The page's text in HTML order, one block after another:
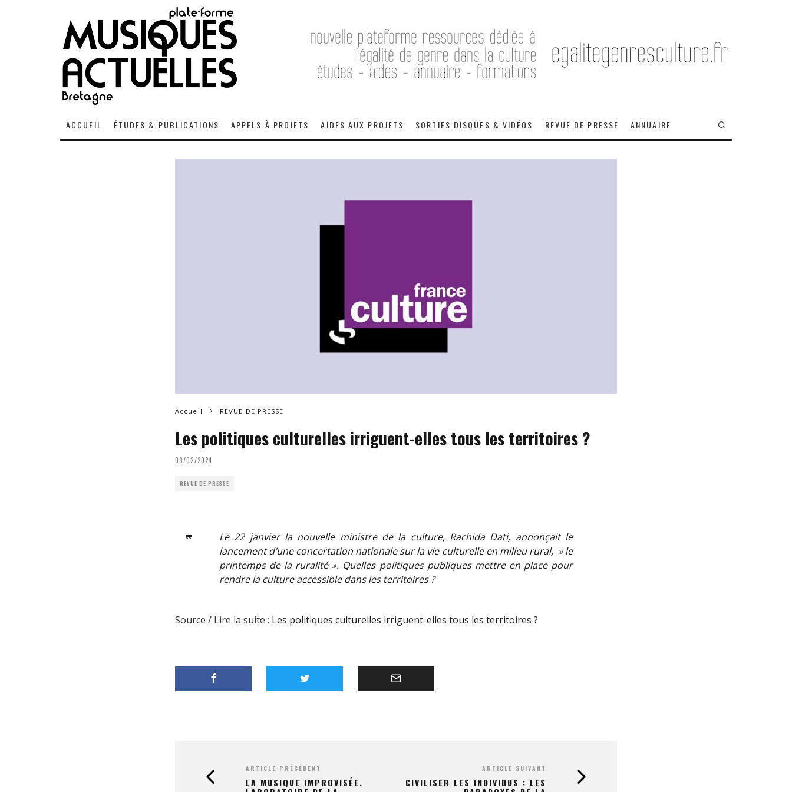
ACCUEIL ÉTUDES & PUBLICATIONS APPELS À PROJETS AIDES AUX PROJETS SORTIES DISQUES & VIDÉOS REVUE DE PRESSE ANNUAIRE
Accueil REVUE DE PRESSE
Les politiques culturelles irriguent-elles tous les territoires ?
08/02/2024
REVUE DE PRESSE
Le 22 janvier la nouvelle ministre de la culture, Rachida Dati, annonçait le
lancement d’une concertation nationale sur la vie culturelle en milieu rural, » le
printemps de la ruralité ». Quelles politiques publiques mettre en place pour
rendre la culture accessible dans les territoires ?
Source / Lire la suite : Les politiques culturelles irriguent-elles tous les territoires ?
ARTICLE PRÉCÉDENT
LA MUSIQUE IMPROVISÉE,
ARTICLE SUIVANT
CIVILISER LES INDIVIDUS : LES